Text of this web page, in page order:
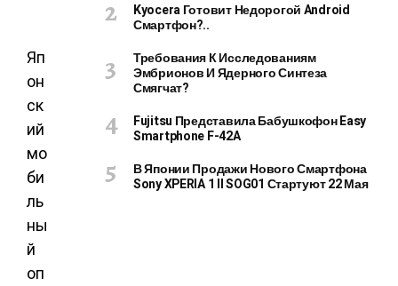
Яп
он
ск
ий
мо
би
ль
ны
й
оп
Kyocera Готовит Недорогой Android
Смартфон?..
Требования К Исследованиям
Эмбрионов И Ядерного Синтеза
Смягчат?
Fujitsu Представила Бабушкофон Easy
Smartphone F-42A
В Японии Продажи Нового Смартфона
Sony XPERIA 1 II SOG01 Стартуют 22 Мая